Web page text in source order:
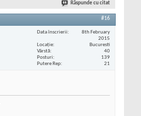
Răspunde cu citat
#16
Data înscrierii
8th February
2015
Locaţie
Bucuresti
Vârstă
40
Posturi
139
Putere Rep
21